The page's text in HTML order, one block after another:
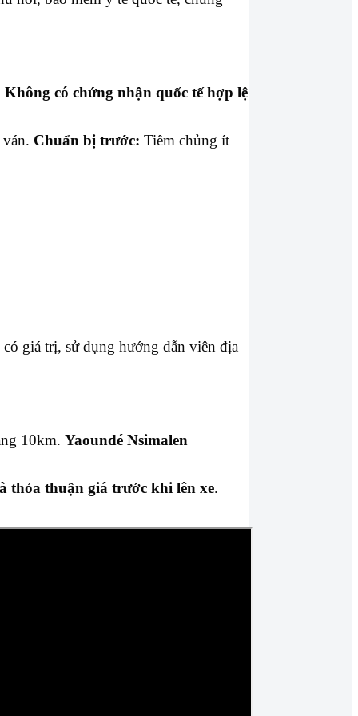
Không có chứng nhận quốc tế hợp lệ
Chuẩn bị trước: Tiêm chủng ít
giá trị, sử dụng hướng dẫn viên địa
10km. Yaoundé Nsimalen
thỏa thuận giá trước khi lên xe.